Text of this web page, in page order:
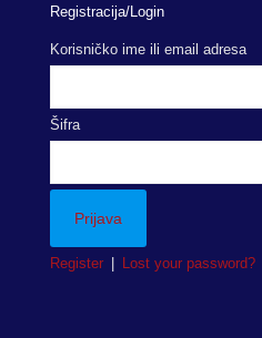
Registracija/Login
Korisničko ime ili email adresa
Šifra
Register Lost your password?